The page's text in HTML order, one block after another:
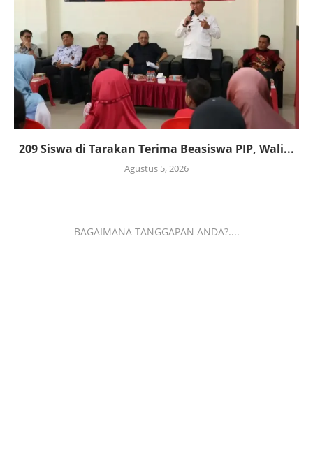
209 Siswa di Tarakan Terima Beasiswa PIP, Wali...
Agustus 5, 2026
BAGAIMANA TANGGAPAN ANDA?....